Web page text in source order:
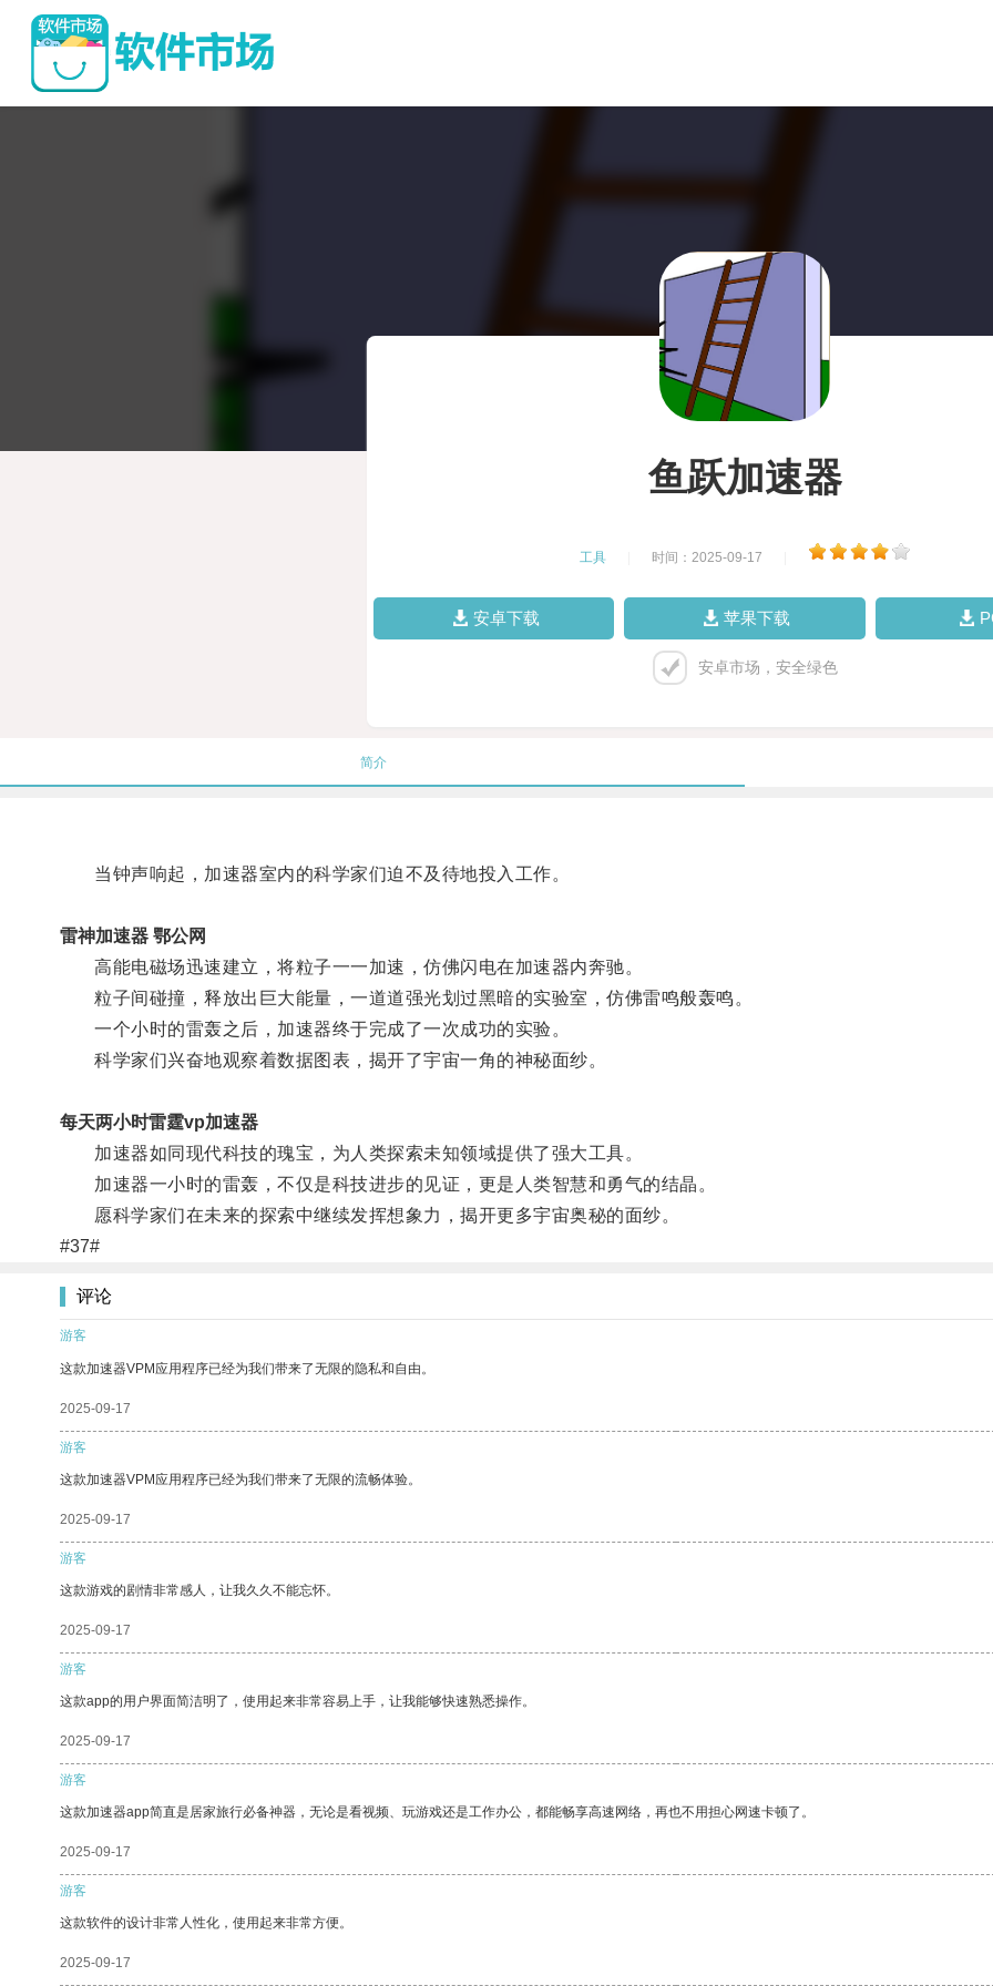
鱼跃加速器
工具 时间：2025-09-17
安卓下载 苹果下载
安卓市场，安全绿色
简介
当钟声响起，加速器室内的科学家们迫不及待地投入工作。
雷神加速器 鄂公网
高能电磁场迅速建立，将粒子一一加速，仿佛闪电在加速器内奔驰。
粒子间碰撞，释放出巨大能量，一道道强光划过黑暗的实验室，仿佛雷鸣般轰鸣。
一个小时的雷轰之后，加速器终于完成了一次成功的实验。
科学家们兴奋地观察着数据图表，揭开了宇宙一角的神秘面纱。
每天两小时雷霆vp加速器
加速器如同现代科技的瑰宝，为人类探索未知领域提供了强大工具。
加速器一小时的雷轰，不仅是科技进步的见证，更是人类智慧和勇气的结晶。
愿科学家们在未来的探索中继续发挥想象力，揭开更多宇宙奥秘的面纱。
#37#
评论
游客
这款加速器VPM应用程序已经为我们带来了无限的隐私和自由。
2025-09-17
游客
这款加速器VPM应用程序已经为我们带来了无限的流畅体验。
2025-09-17
游客
这款游戏的剧情非常感人，让我久久不能忘怀。
2025-09-17
游客
这款app的用户界面简洁明了，使用起来非常容易上手，让我能够快速熟悉操作。
2025-09-17
游客
这款加速器app简直是居家旅行必备神器，无论是看视频、玩游戏还是工作办公，都能畅享高速网络，再也不用担心网速卡顿了。
2025-09-17
游客
这款软件的设计非常人性化，使用起来非常方便。
2025-09-17